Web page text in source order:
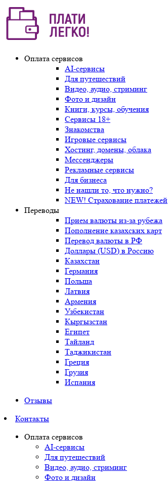
Оплата сервисов
AI-сервисы
Для путешествий
Видео, аудио, стриминг
Фото и дизайн
Книги, курсы, обучения
Сервисы 18+
Знакомства
Игровые сервисы
Хостинг, домены, облака
Мессенджеры
Рекламные сервисы
Для бизнеса
Не нашли то, что нужно?
NEW! Страхование платежей
Переводы
Прием валюты из-за рубежа
Пополнение казахских карт
Перевод валюты в РФ
Доллары (USD) в Россию
Казахстан
Германия
Польша
Латвия
Армения
Узбекистан
Кыргызстан
Египет
Тайланд
Таджикистан
Греция
Грузия
Испания
Отзывы
Контакты
Оплата сервисов
AI-сервисы
Для путешествий
Видео, аудио, стриминг
Фото и дизайн